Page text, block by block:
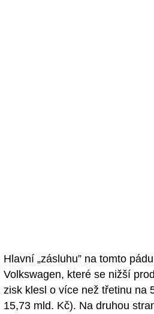
Hlavní „zásluhu” na tomto
Volkswagen, které se nižší
zisk klesl o více než třetinu na
15,73 mld. Kč). Na druhou